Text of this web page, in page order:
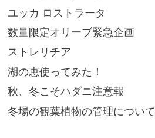
ユッカ ロストラータ
数量限定オリーブ緊急企画
ストレリチア
湖の恵使ってみた！
秋、冬こそハダニ注意報
冬場の観葉植物の管理について